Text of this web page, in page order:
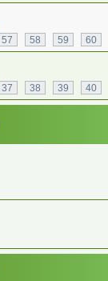
57 58 59 60
37 38 39 40